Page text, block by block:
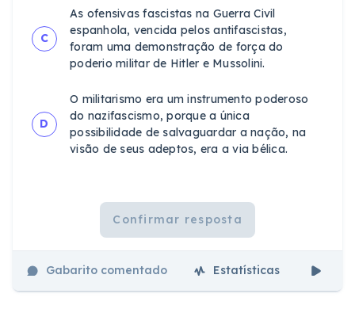
C
As ofensivas fascistas na Guerra Civil
espanhola, vencida pelos antifascistas,
foram uma demonstração de força do
poderio militar de Hitler e Mussolini.
D
O militarismo era um instrumento poderoso
do nazifascismo, porque a única
possibilidade de salvaguardar a nação, na
visão de seus adeptos, era a via bélica.
Confirmar resposta
Gabarito comentado Estatísticas